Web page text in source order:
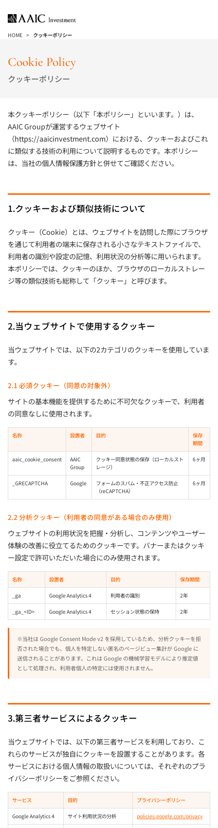
HOME クッキーポリシー
Cookie Policy
クッキーポリシー
本クッキーポリシー（以下「本ポリシー」といいます。）は、
AAIC Groupが運営するウェブサイト
（https://aaicinvestment.com）における、クッキーおよびこれ
に類似する技術の利用について説明するものです。本ポリシー
は、当社の個人情報保護方針と併せてご確認ください。
1.クッキーおよび類似技術について
クッキー（Cookie）とは、ウェブサイトを訪問した際にブラウザ
を通じて利用者の端末に保存される小さなテキストファイルで、
利用者の識別や設定の記憶、利用状況の分析等に用いられます。
本ポリシーでは、クッキーのほか、ブラウザのローカルストレー
ジ等の類似技術も総称して「クッキー」と呼びます。
2.当ウェブサイトで使用するクッキー
当ウェブサイトでは、以下の2カテゴリのクッキーを使用していま
す。
2.1 必須クッキー（同意の対象外）
サイトの基本機能を提供するために不可欠なクッキーで、利用者
の同意なしに使用されます。
名称 設置者 目的
保存
期間
aaic_cookie_consent
AAIC
Group
クッキー同意状態の保存（ローカルスト
レージ）
6ヶ月
_GRECAPTCHA Google
フォームのスパム・不正アクセス防止
（reCAPTCHA）
6ヶ月
2.2 分析クッキー（利用者の同意がある場合のみ使用）
ウェブサイトの利用状況を把握・分析し、コンテンツやユーザー
体験の改善に役立てるためのクッキーです。バナーまたはクッキ
ー設定で許可いただいた場合にのみ使用されます。
名称 設置者 目的 保存期間
_ga Google Analytics 4 利用者の識別 2年
_ga_<ID> Google Analytics 4 セッション状態の保持 2年
※当社は Google Consent Mode v2 を採用しているため、分析クッキーを拒
否された場合でも、個人を特定しない匿名のページビュー集計が Google に
送信されることがあります。これは Google の機械学習モデルにより推定値
として処理され、利用者個人の特定には使用されません。
3.第三者サービスによるクッキー
当ウェブサイトでは、以下の第三者サービスを利用しており、こ
れらのサービスが独自にクッキーを設置することがあります。各
サービスにおける個人情報の取扱いについては、それぞれのプラ
イバシーポリシーをご参照ください。
サービス 目的 プライバシーポリシー
Google Analytics 4 サイト利用状況の分析 policies.google.com/privacy